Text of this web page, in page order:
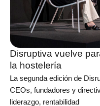
Disruptiva vuelve
la hostelería
La segunda edición de
CEOs, fundadores y
liderazgo, rentabilidad